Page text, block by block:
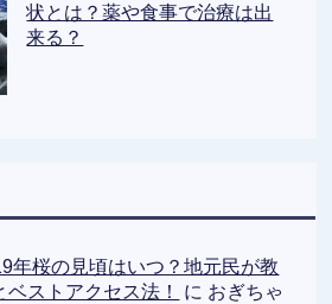
状とは？薬や食事で治療は出
来る？
年桜の見頃はいつ？地元民が教
ストアクセス法！
に おぎちゃ